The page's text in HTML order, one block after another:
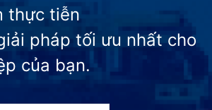
thực tiễn
pháp tối ưu nhất cho
của bạn.